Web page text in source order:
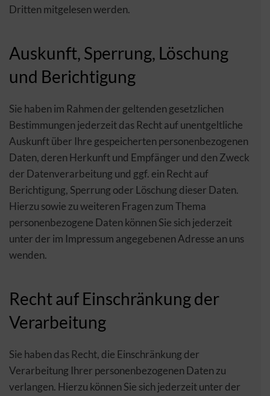
Dritten mitgelesen werden.
Auskunft, Sperrung, Löschung
und Berichtigung
Sie haben im Rahmen der geltenden gesetzlichen
Bestimmungen jederzeit das Recht auf unentgeltliche
Auskunft über Ihre gespeicherten personenbezogenen
Daten, deren Herkunft und Empfänger und den Zweck
der Datenverarbeitung und ggf. ein Recht auf
Berichtigung, Sperrung oder Löschung dieser Daten.
Hierzu sowie zu weiteren Fragen zum Thema
personenbezogene Daten können Sie sich jederzeit
unter der im Impressum angegebenen Adresse an uns
wenden.
Recht auf Einschränkung der
Verarbeitung
Sie haben das Recht, die Einschränkung der
Verarbeitung Ihrer personenbezogenen Daten zu
verlangen. Hierzu können Sie sich jederzeit unter der